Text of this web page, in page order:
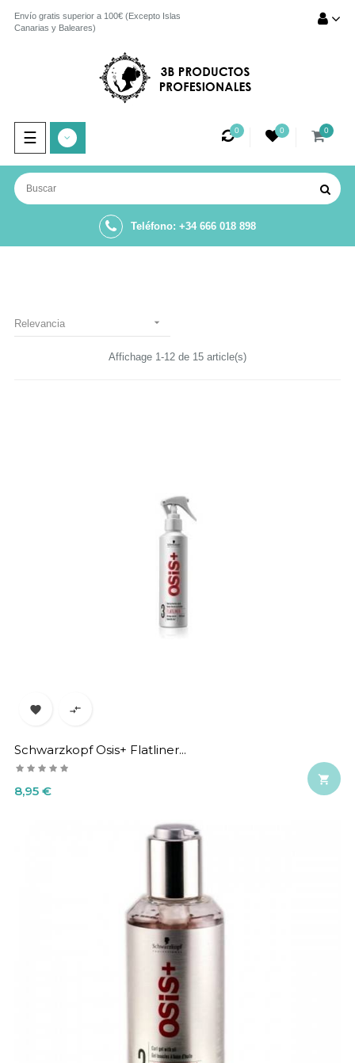
Envío gratis superior a 100€ (Excepto Islas
Canarias y Baleares)
Navegación
de
palanca
☰ 0 0 0
Teléfono: +34 666 018 898
Relevancia 
Affichage 1-12 de 15 article(s)
 
Schwarzkopf Osis+ Flatliner...
Precio
8,95 €
